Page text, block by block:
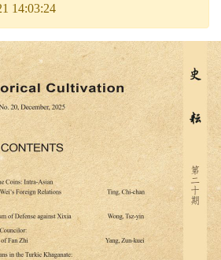
14:03:24